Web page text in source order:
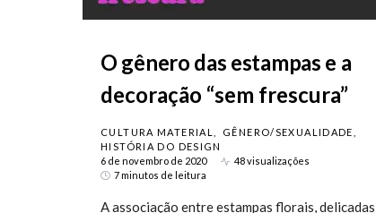
O gênero das estampas e a
decoração “sem frescura”
CULTURA MATERIAL
GÊNERO/SEXUALIDADE
HISTÓRIA DO DESIGN
6 de novembro de 2020
48 visualizações
7 minutos de leitura
A associação entre estampas florais,